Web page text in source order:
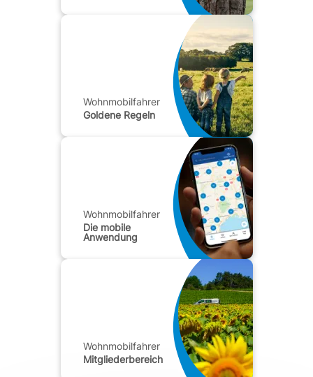
Wohnmobilfahrer
Goldene Regeln
Wohnmobilfahrer
Die mobile
Anwendung
Wohnmobilfahrer
Mitgliederbereich